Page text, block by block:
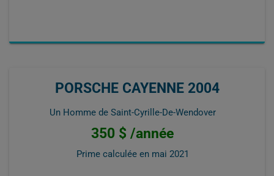
PORSCHE CAYENNE 2004
Un Homme de Saint-Cyrille-De-Wendover
350 $ /année
Prime calculée en mai 2021